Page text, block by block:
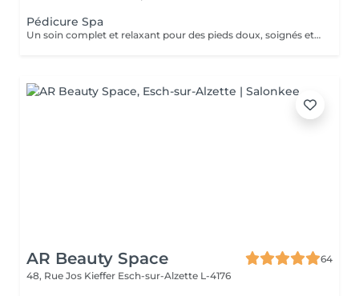
Pédicure Spa
Un soin complet et relaxant pour des pieds doux, soignés et légers. La pédicure Spa allie beauté et bien-être grâce à un protocole en plusieurs étapes : Inclus : bain de pieds, soin des ongles et cuticules, gommage, ponçage des talons, masque nourrissant, massage hydratant. Résultat : des pieds parfaitement nets, régénérés et visiblement rafraîchis. Durée : environ 60 minutes. Un moment de détente profonde et de soin intense, pour des pieds sublimés.
AR Beauty Space
64
48, Rue Jos Kieffer Esch-sur-Alzette L-4176